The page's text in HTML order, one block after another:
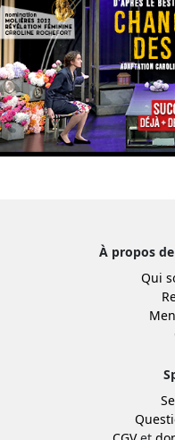
À propos de
Qui